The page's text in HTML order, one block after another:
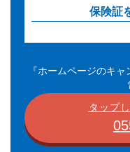
保険証
『ホームページのキ
タップ